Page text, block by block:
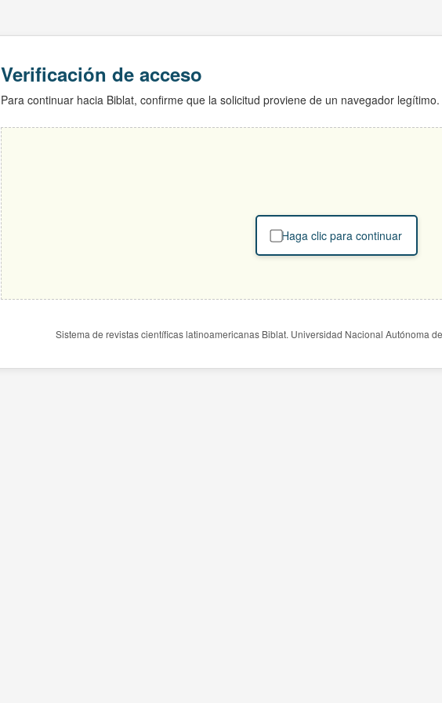
Verificación de acceso
Para continuar hacia Biblat, confirme que la solicitud proviene de un navegador legítimo.
Haga clic para continuar
Sistema de revistas científicas latinoamericanas Biblat. Universidad Nacional Autónoma